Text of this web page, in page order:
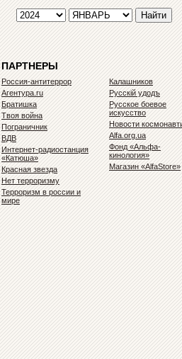
ПАРТНЕРЫ
Россия-антитеррор
Агентура.ru
Братишка
Твоя война
Пограничник
ВДВ
Интернет-радиостанция
«Катюша»
Красная звезда
Нет терроризму
Терроризм в россии и
мире
Калашников
Русскiй удодъ
Русское боевое
искусство
Новости
Alfa.org.ua
Фонд «Альфа-
кинология»
Магазин «AlfaStore»